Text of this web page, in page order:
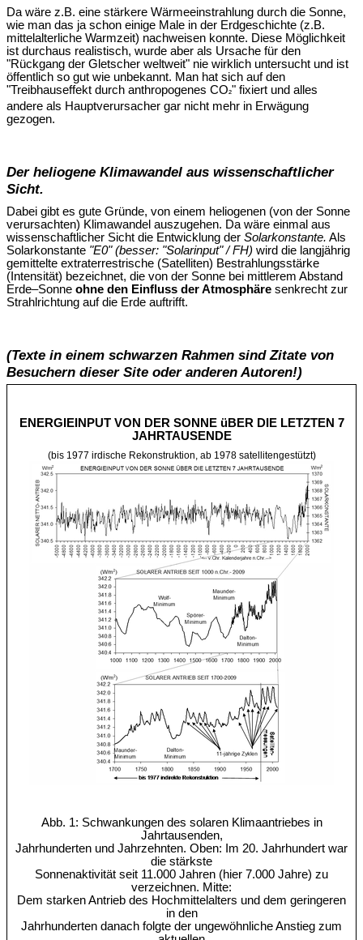
Da wäre z.B. eine stärkere Wärmeeinstrahlung durch die Sonne,
wie man das ja schon einige Male in der Erdgeschichte (z.B.
mittelalterliche Warmzeit) nachweisen konnte. Diese Möglichkeit
ist durchaus realistisch, wurde aber als Ursache für den
"Rückgang der Gletscher weltweit" nie wirklich untersucht und ist
öffentlich so gut wie unbekannt. Man hat sich auf den
"Treibhauseffekt durch anthropogenes CO²" fixiert und alles
andere als Hauptverursacher gar nicht mehr in Erwägung
gezogen.
Der heliogene Klimawandel aus wissenschaftlicher
Sicht.
Dabei gibt es gute Gründe, von einem heliogenen (von der Sonne
verursachten) Klimawandel auszugehen. Da wäre einmal aus
wissenschaftlicher Sicht die Entwicklung der Solarkonstante. Als
Solarkonstante "E0" (besser: "Solarinput" / FH) wird die langjährig
gemittelte extraterrestrische (Satelliten) Bestrahlungsstärke
(Intensität) bezeichnet, die von der Sonne bei mittlerem Abstand
Erde–Sonne ohne den Einfluss der Atmosphäre senkrecht zur
Strahlrichtung auf die Erde auftrifft.
(Texte in einem schwarzen Rahmen sind Zitate von
Besuchern dieser Site oder anderen Autoren!)
ENERGIEINPUT VON DER SONNE üBER DIE LETZTEN 7
JAHRTAUSENDE
(bis 1977 irdische Rekonstruktion, ab 1978 satellitengestützt)
Abb. 1: Schwankungen des solaren Klimaantriebes in
Jahrtausenden,
Jahrhunderten und Jahrzehnten. Oben: Im 20. Jahrhundert war
die stärkste
Sonnenaktivität seit 11.000 Jahren (hier 7.000 Jahre) zu
verzeichnen. Mitte:
Dem starken Antrieb des Hochmittelalters und dem geringeren
in den
Jahrhunderten danach folgte der ungewöhnliche Anstieg zum